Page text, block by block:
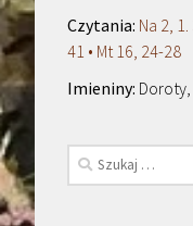
Na 2,
41 • Mt 16, 24-28
Szukaj: